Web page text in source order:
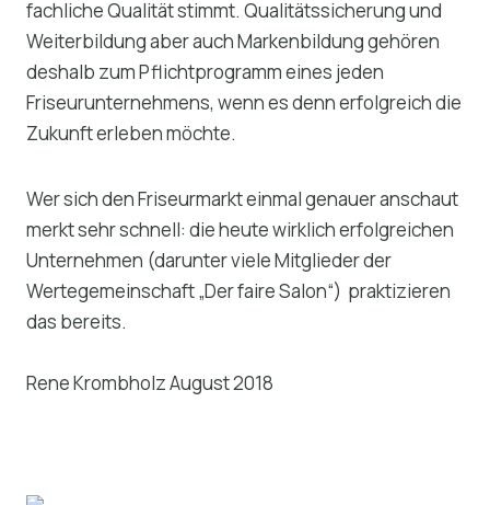
fachliche Qualität stimmt. Qualitätssicherung und
Weiterbildung aber auch Markenbildung gehören
deshalb zum Pflichtprogramm eines jeden
Friseurunternehmens, wenn es denn erfolgreich die
Zukunft erleben möchte.
Wer sich den Friseurmarkt einmal genauer anschaut
merkt sehr schnell: die heute wirklich erfolgreichen
Unternehmen (darunter viele Mitglieder der
Wertegemeinschaft „Der faire Salon“) praktizieren
das bereits.
Rene Krombholz August 2018